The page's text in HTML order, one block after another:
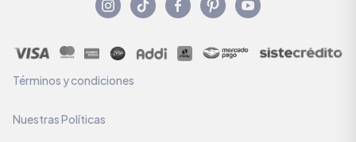
Términos y condiciones
Nuestras Políticas